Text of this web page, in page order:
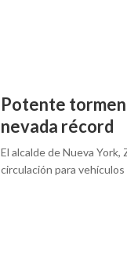
Potente
nevada récord
El alcalde de Nueva
circulación para